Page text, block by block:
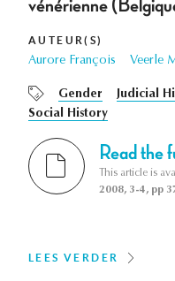
vénérienne
AUTEUR(S)
Aurore François Veerle
Gender Judicial
Social History
Read the
This article is
2008, 3-4, pp
LEES VERDER